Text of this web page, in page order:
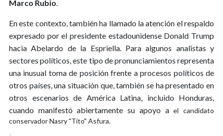
Marco Rubio.
En este contexto, también ha llamado la atención el respaldo
expresado por el presidente estadounidense Donald Trump
hacia Abelardo de la Espriella. Para algunos analistas y
sectores políticos, este tipo de pronunciamientos representa
una inusual toma de posición frente a procesos políticos de
otros países, una situación que, también se ha presentado en
otros escenarios de América Latina, incluido Honduras,
cuando manifestó abiertamente su apoyo ael candidato
conservador Nasry "Tito" Asfura.